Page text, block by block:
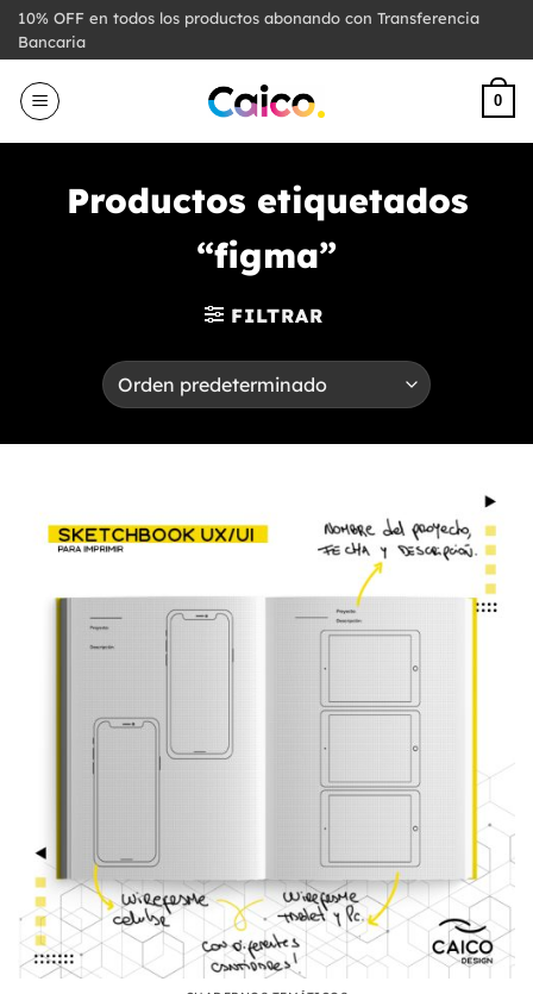
Saltar
10% OFF en todos los productos abonando con Transferencia
Bancaria
0
Productos etiquetados
“figma”
FILTRAR